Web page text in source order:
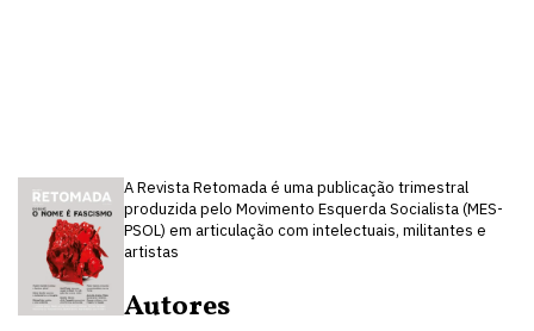
A Revista Retomada é uma publicação trimestral
produzida pelo Movimento Esquerda Socialista (MES-
PSOL) em articulação com intelectuais, militantes e
artistas
Autores